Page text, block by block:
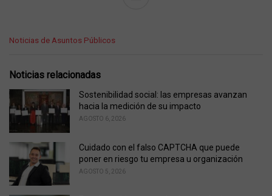
C
e
r
i
Noticias de Asuntos Públicos
Noticias relacionadas
Sostenibilidad social: las empresas avanzan
hacia la medición de su impacto
AGOSTO 6, 2026
Cuidado con el falso CAPTCHA que puede
poner en riesgo tu empresa u organización
AGOSTO 5, 2026